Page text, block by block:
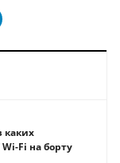
каких
Fi на борту